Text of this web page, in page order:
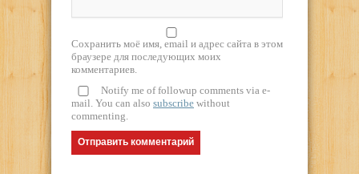
Сохранить моё имя, email и адрес сайта в этом
браузере для последующих моих
комментариев.
Notify me of followup comments via e-
mail. You can also subscribe without
commenting.